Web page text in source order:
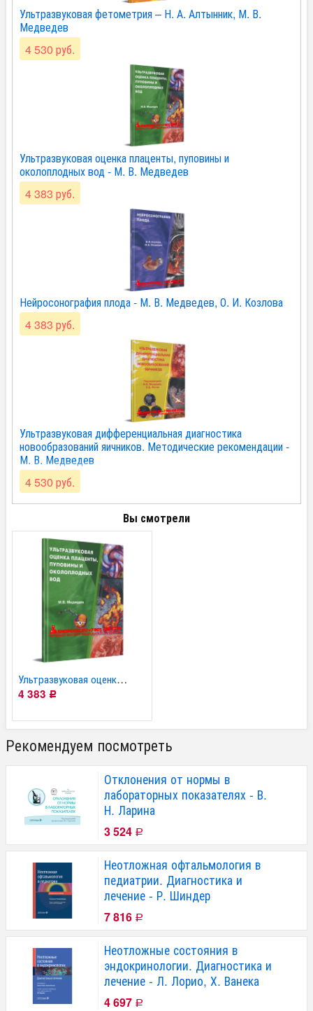
Ультразвуковая фетометрия – Н. А. Алтынник, М. В.
Медведев
4 530 руб.
Ультразвуковая оценка плаценты, пуповины и
околоплодных вод - М. В. Медведев
4 383 руб.
Нейросонография плода - М. В. Медведев, О. И. Козлова
4 383 руб.
Ультразвуковая дифференциальная диагностика
новообразований яичников. Методические рекомендации -
М. В. Медведев
4 530 руб.
Вы смотрели
Ультразвуковая оценка...
4 383 Р
Рекомендуем посмотреть
Отклонения от нормы в
лабораторных показателях - В.
Н. Ларина
3 524 Р
Неотложная офтальмология в
педиатрии. Диагностика и
лечение - Р. Шиндер
7 816 Р
Неотложные состояния в
эндокринологии. Диагностика и
лечение - Л. Лорио, Х. Ванека
4 697 Р